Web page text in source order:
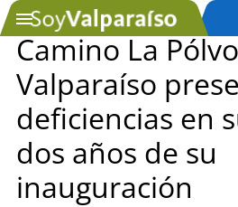
SOYTV
Podcast
Actualidad
Camino La
Valparaíso
deficiencias en
dos años de su
inauguración